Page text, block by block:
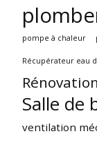
pompe à chaleur
Récupérateur eau
Salle de
ventilation